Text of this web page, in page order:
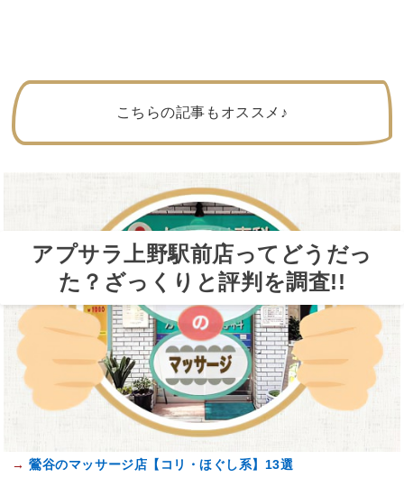
アプサラ上野駅前店ってどうだっ
た？ざっくりと評判を調査!!
こちらの記事もオススメ♪
→ 鶯谷のマッサージ店【コリ・ほぐし系】13選